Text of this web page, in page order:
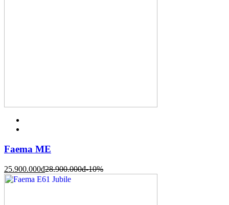
Faema ME
25.900.000đ28.900.000đ-10%